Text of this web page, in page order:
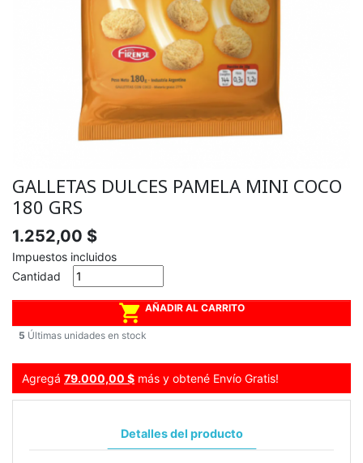
GALLETAS DULCES PAMELA MINI COCO
180 GRS
1.252,00 $
Impuestos incluidos
Cantidad
 AÑADIR AL CARRITO
5 Últimas unidades en stock
Agregá 79.000,00 $ más y obtené Envío Gratis!
Detalles del producto